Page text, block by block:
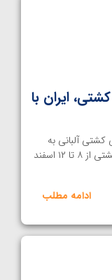
ایران با
آلبانی به
عنوان دومین مرحله رنکینگ اتحادیه جهانی کشتی از ۸ تا ۱۲ اسفند
ادامه مطلب